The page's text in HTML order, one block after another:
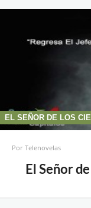
EL SEÑOR DE LOS
PorTelenovelas
El Señor